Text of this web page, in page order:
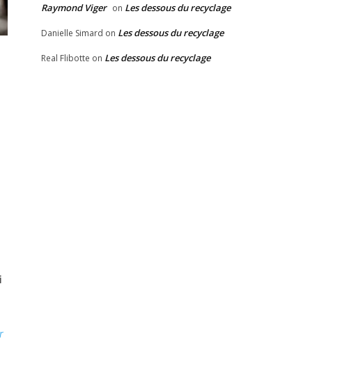
Raymond Viger on Les dessous du recyclage
Danielle Simard on Les dessous du recyclage
Real Flibotte on Les dessous du recyclage